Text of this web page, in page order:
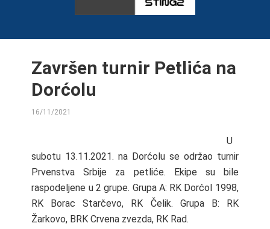
Završen turnir Petlića na
Dorćolu
16/11/2021
U
subotu 13.11.2021. na Dorćolu se održao turnir
Prvenstva Srbije za petliće. Ekipe su bile
raspodeljene u 2 grupe. Grupa A: RK Dorćol 1998,
RK Borac Starčevo, RK Čelik. Grupa B: RK
Žarkovo, BRK Crvena zvezda, RK Rad.